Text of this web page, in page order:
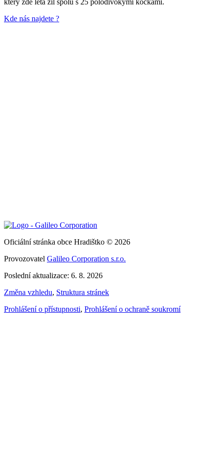
který zde léta žil spolu s 25 polodivokými kočkami.
Kde nás najdete ?
Oficiální stránka obce Hradištko © 2026
Provozovatel Galileo Corporation s.r.o.
Poslední aktualizace: 6. 8. 2026
Změna vzhledu, Struktura stránek
Prohlášení o přístupnosti, Prohlášení o ochraně soukromí